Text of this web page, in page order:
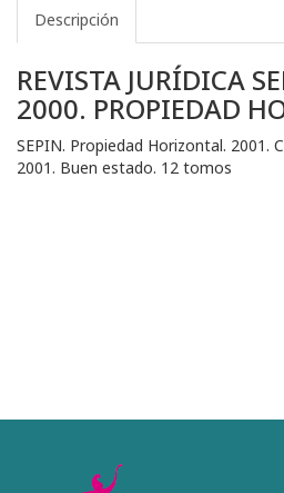
Descripción
REVISTA JURÍDICA
2000. PROPIEDAD
SEPIN. Propiedad Horizontal. 2001.
2001. Buen estado. 12 tomos